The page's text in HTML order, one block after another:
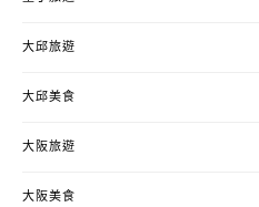
大邱旅遊
大邱美食
大阪旅遊
大阪美食